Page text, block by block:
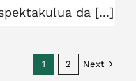
da [...]
1 2 Next